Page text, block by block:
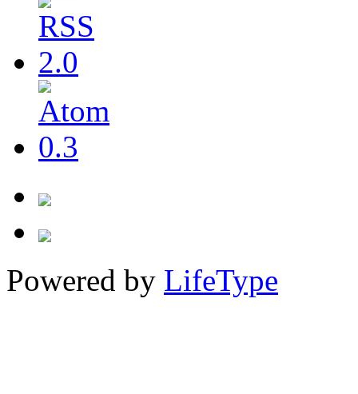
Powered by LifeType